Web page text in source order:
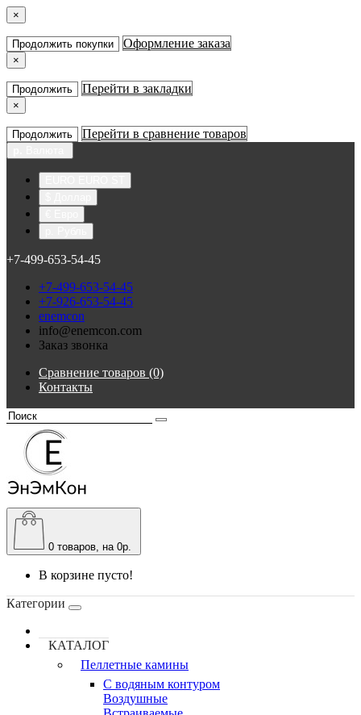
×
Продолжить покупки Оформление заказа
×
Продолжить Перейти в закладки
×
Продолжить Перейти в сравнение товаров
+7-499-653-54-45
+7-499-653-54-45
+7-926-653-54-45
enemcon
info@enemcon.com
Заказ звонка
Сравнение товаров (0)
Контакты
0 товаров, на 0р.
В корзине пусто!
Категории
КАТАЛОГ
Пеллетные камины
C водяным контуром
Воздушные